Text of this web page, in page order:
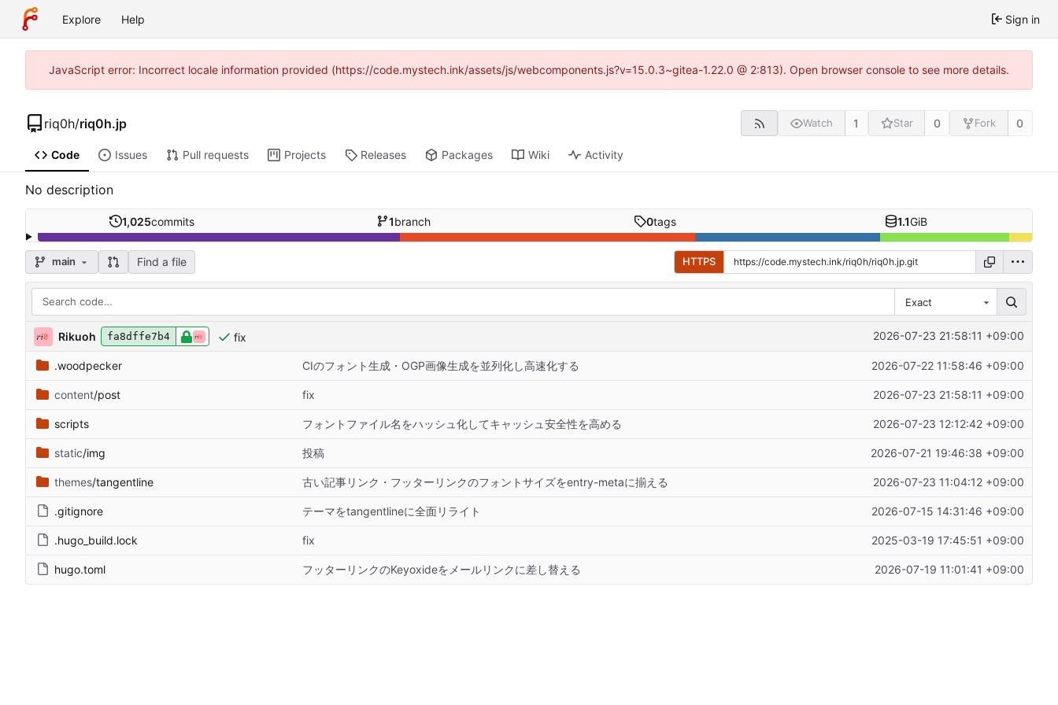
Explore Help Sign in
JavaScript error: Incorrect locale information provided (https://code.mystech.ink/assets/js/webcomponents.js?v=15.0.3~gitea-1.22.0 @ 2:813). Open browser console to see more details.
riq0h/riq0h.jp Watch 1 Star 0 Fork 0
Code Issues Pull requests Projects Releases Packages Wiki Activity
No description
1,025commits 1branch 0tags 1.1GiB
main Find a file HTTPS
Exact
Rikuoh fa8dffe7b4 fix 2026-07-23 21:58:11 +09:00
.woodpecker CIのフォント生成・OGP画像生成を並列化し高速化する 2026-07-22 11:58:46 +09:00
content/post fix 2026-07-23 21:58:11 +09:00
scripts フォントファイル名をハッシュ化してキャッシュ安全性を高める 2026-07-23 12:12:42 +09:00
static/img 投稿 2026-07-21 19:46:38 +09:00
themes/tangentline 古い記事リンク・フッターリンクのフォントサイズをentry-metaに揃える 2026-07-23 11:04:12 +09:00
.gitignore テーマをtangentlineに全面リライト 2026-07-15 14:31:46 +09:00
.hugo_build.lock fix 2025-03-19 17:45:51 +09:00
hugo.toml フッターリンクのKeyoxideをメールリンクに差し替える 2026-07-19 11:01:41 +09:00